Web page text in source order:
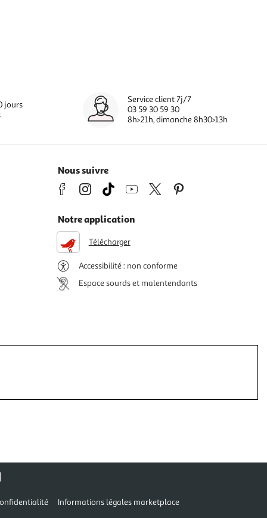
jours
Service client 7j/7
03 59 30 59 30
8h>21h, dimanche 8h30>13h
Nous suivre
Notre application
Télécharger
Accessibilité : non conforme
Espace sourds et malentendants
Informations légales marketplace